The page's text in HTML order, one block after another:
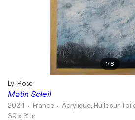
1/8
Matin Soleil
Ly-Rose
2024 • France •Acrylique, Huile sur
39 x 31 in